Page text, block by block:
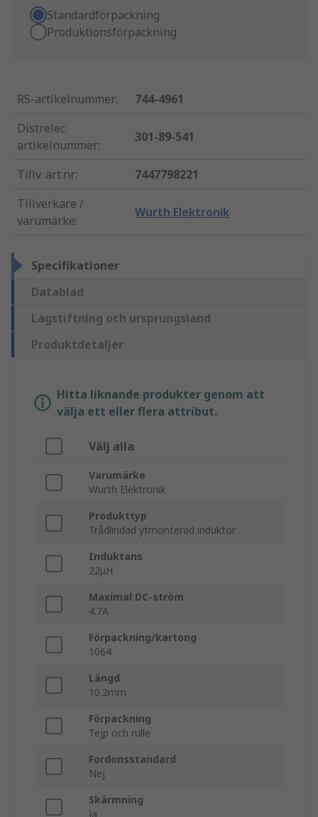
Standardförpackning
Produktionsförpackning
RS-artikelnummer:
744-4961
Distrelec
artikelnummer:
301-89-541
Tillv. art.nr:
7447798221
Tillverkare /
varumärke:
Wurth Elektronik
Specifikationer
Datablad
Lagstiftning och ursprungsland
Produktdetaljer
Hitta liknande produkter genom att
välja ett eller flera attribut.
Välj alla
Varumärke
Wurth Elektronik
Produkttyp
Trådlindad ytmonterad induktor
Induktans
22μH
Maximal DC-ström
4.7A
Förpackning/kartong
1064
Längd
10.2mm
Förpackning
Tejp och rulle
Fordonsstandard
Nej
Skärmning
Ja